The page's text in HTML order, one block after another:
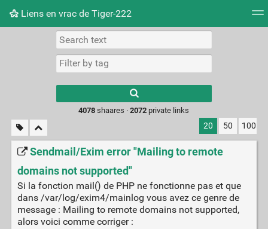
Liens en vrac de Tiger-222
Picture wall
results.
4078 shaares ·2072 private links
20 50 100
Sendmail/Exim error "Mailing to remote
domains not supported"
Si la fonction mail() de PHP ne fonctionne pas et que
dans /var/log/exim4/mainlog vous avez ce genre de
message : Mailing to remote domains not supported,
alors voici comme corriger :